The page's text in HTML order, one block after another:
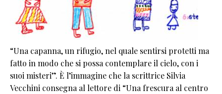
“Una capanna, un rifugio, nel quale sentirsi protetti ma
fatto in modo che si possa contemplare il cielo, con i
suoi misteri”. È l’immagine che la scrittrice Silvia
Vecchini consegna al lettore di “Una frescura al centro